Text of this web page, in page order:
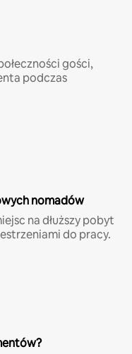
gości,
podczas
nomadów
na dłuższy pobyt
do pracy.